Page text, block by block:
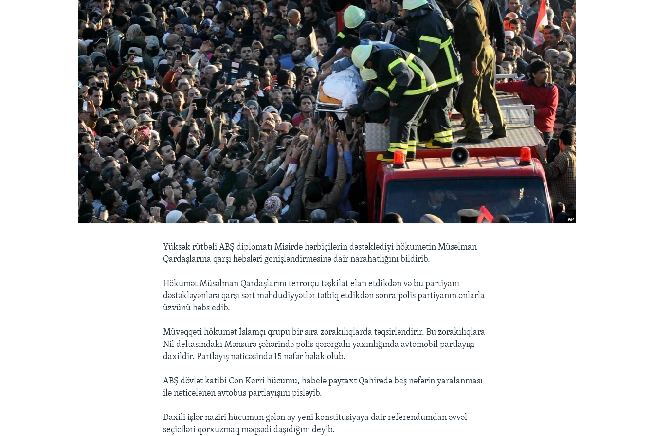
Yüksək rütbəli ABŞ diplomatı Misirdə hərbiçilərin dəstəklədiyi hökumətin Müsəlman
Qardaşlarına qarşı həbsləri genişləndirməsinə dair narahatlığını bildirib.
Hökumət Müsəlman Qardaşlarını terrorçu təşkilat elan etdikdən və bu partiyanı
dəstəkləyənlərə qarşı sərt məhdudiyyətlər tətbiq etdikdən sonra polis partiyanın onlarla
üzvünü həbs edib.
Müvəqqəti hökumət İslamçı qrupu bir sıra zorakılıqlarda təqsirləndirir. Bu zorakılıqlara
Nil deltasındakı Mənsurə şəhərində polis qərərgahı yaxınlığında avtomobil partlayışı
daxildir. Partlayış nəticəsində 15 nəfər həlak olub.
ABŞ dövlət katibi Con Kerri hücumu, habelə paytaxt Qahirədə beş nəfərin yaralanması
ilə nəticələnən avtobus partlayışını pisləyib.
Daxili işlər naziri hücumun gələn ay yeni konstitusiyaya dair referendumdan əvvəl
seçiciləri qorxuzmaq məqsədi daşıdığını deyib.